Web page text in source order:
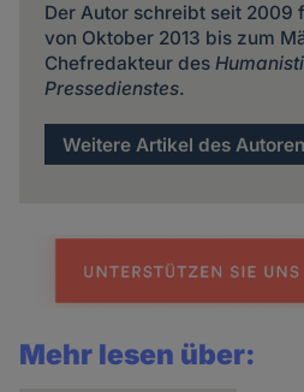
Der Autor schreibt seit 2009
von Oktober 2013 bis zum
Chefredakteur des
Pressedienstes.
Weitere Artikel des Autoren
Mehr lesen über: